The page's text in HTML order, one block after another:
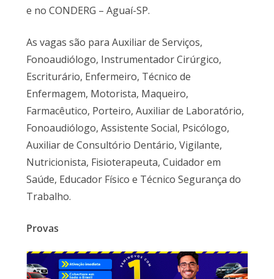
e no CONDERG – Aguaí-SP.
As vagas são para Auxiliar de Serviços,
Fonoaudiólogo, Instrumentador Cirúrgico,
Escriturário, Enfermeiro, Técnico de
Enfermagem, Motorista, Maqueiro,
Farmacêutico, Porteiro, Auxiliar de Laboratório,
Fonoaudiólogo, Assistente Social, Psicólogo,
Auxiliar de Consultório Dentário, Vigilante,
Nutricionista, Fisioterapeuta, Cuidador em
Saúde, Educador Físico e Técnico Segurança do
Trabalho.
Provas